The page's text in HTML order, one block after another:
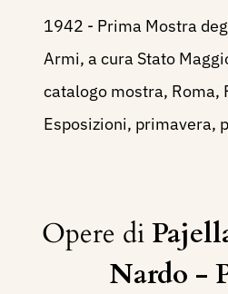
1942 - Prima Mostra
Armi, a cura Stato
catalogo mostra, Roma,
Esposizioni, primavera,
Opere di
Nardo -